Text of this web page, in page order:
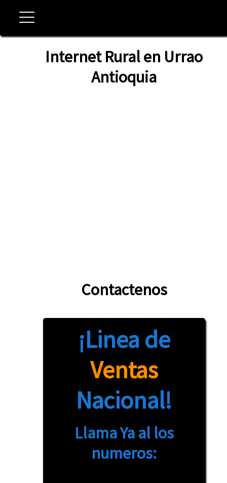
Internet Rural en Urrao
Antioquia
Contactenos
¡Linea de
Ventas
Nacional!
Llama Ya al los
numeros: